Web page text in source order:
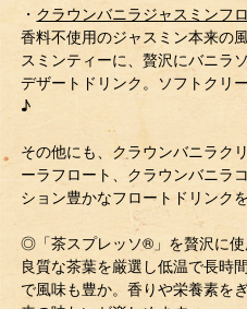
・ クラウンバニラジャスミンフ
香料不使用のジャスミン本来の
スミンティーに、贅沢にバニラ
デザートドリンク。ソフトクリ
♪
その他にも、クラウンバニラク
ーラフロート、クラウンバニラ
ション豊かなフロートドリンク
◎「茶スプレッソ®」を贅沢に使
良質な茶葉を厳選し低温で長時
で風味も豊か。香りや栄養素を